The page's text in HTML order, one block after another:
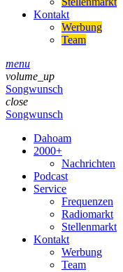
Kontakt
Werbung
Team
menu
volume_up
Songwunsch
close
Songwunsch
Dahoam
2000+
Nachrichten
Podcast
Service
Frequenzen
Radiomarkt
Stellenmarkt
Kontakt
Werbung
Team